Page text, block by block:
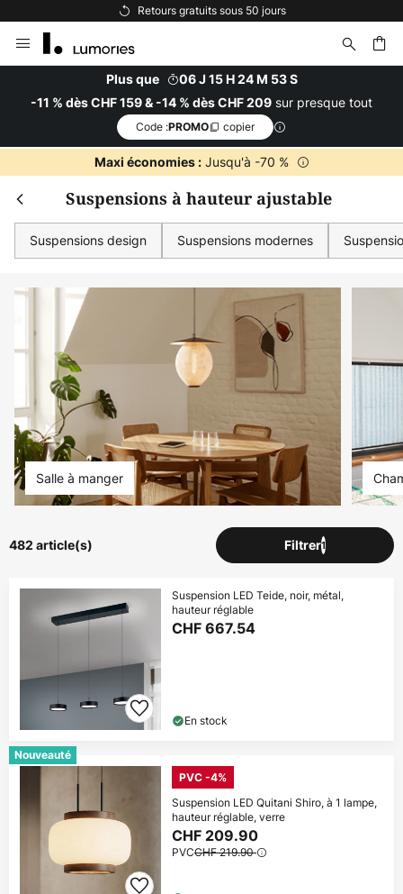
Options de paiement flexibles
Allez
au
Plus que
06 J 15 H 24 M 51 S
-11 % dès CHF 159 & -14 % dès CHF 209 sur presque tout
Code :PROMO copier
Maxi économies :Jusqu'à -70 %
Suspensions à hauteur ajustable
Suspensions design Suspensions modernes
Salle à manger
482 article(s) Filtrer1
Suspension LED Teide, noir, métal,
hauteur réglable
CHF 667.54
En stock
Nouveauté
PVC -4%
Suspension LED Quitani Shiro, à 1 lampe,
hauteur réglable, verre
CHF 209.90
PVCCHF 219.90
Remise supplémentaire
-11 % suppl.dès CHF 159
-14 % suppl.dès CHF 209
sur presque tout*
Code : PROMO copier
En profiter